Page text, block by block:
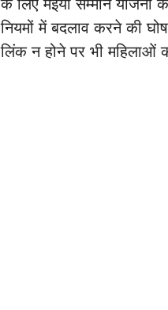
नियमों में बदलाव करने की
लिंक न होने पर भी महिलाओं